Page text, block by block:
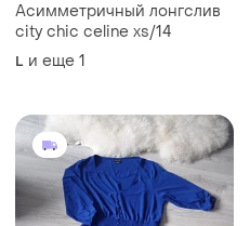
Асимметричный лонгслив
city chic celine xs/14
L и еще 1